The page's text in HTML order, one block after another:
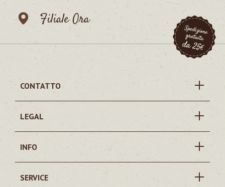
Filiale Ora
CONTATTO
LEGAL
INFO
SERVICE